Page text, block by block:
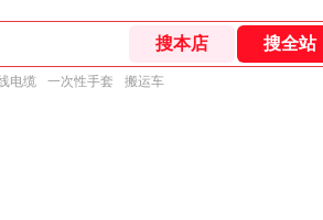
电缆 一次性手套 搬运车